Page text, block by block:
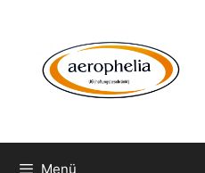
springen
Menü